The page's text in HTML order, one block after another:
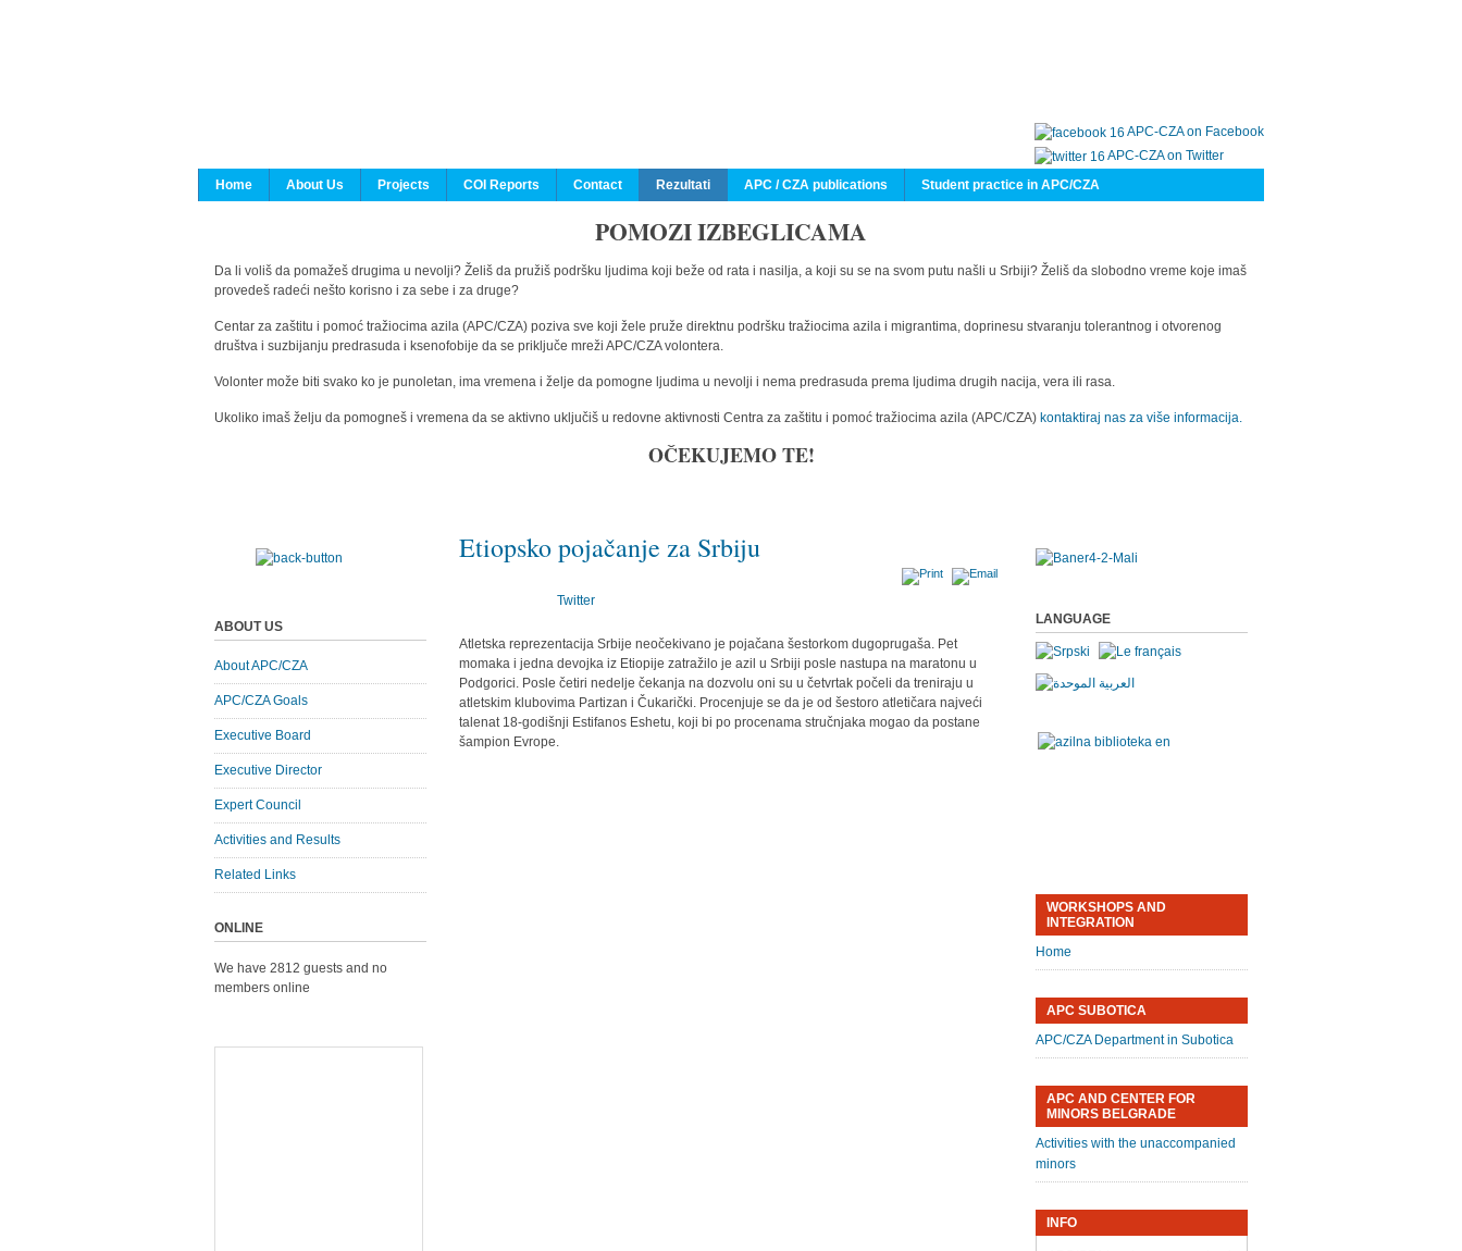
APC-CZA on Facebook
APC-CZA on Twitter
Home
About Us Projects COI Reports Contact Rezultati APC / CZA publications Student practice in APC/CZA
POMOZI IZBEGLICAMA
Da li voliš da pomažeš drugima u nevolji? Želiš da pružiš podršku ljudima koji beže od rata i nasilja, a koji su se na svom putu našli u Srbiji? Želiš da slobodno vreme koje imaš
provedeš radeći nešto korisno i za sebe i za druge?
Centar za zaštitu i pomoć tražiocima azila (APC/CZA) poziva sve koji žele pruže direktnu podršku tražiocima azila i migrantima, doprinesu stvaranju tolerantnog i otvorenog
društva i suzbijanju predrasuda i ksenofobije da se priključe mreži APC/CZA volontera.
Volonter može biti svako ko je punoletan, ima vremena i želje da pomogne ljudima u nevolji i nema predrasuda prema ljudima drugih nacija, vera ili rasa.
Ukoliko imaš želju da pomogneš i vremena da se aktivno uključiš u redovne aktivnosti Centra za zaštitu i pomoć tražiocima azila (APC/CZA) kontaktiraj nas za više informacija.
OČEKUJEMO TE!
Etiopsko pojačanje za Srbiju
Twitter
Atletska reprezentacija Srbije neočekivano je pojačana šestorkom dugoprugaša. Pet
momaka i jedna devojka iz Etiopije zatražilo je azil u Srbiji posle nastupa na maratonu u
Podgorici. Posle četiri nedelje čekanja na dozvolu oni su u četvrtak počeli da treniraju u
atletskim klubovima Partizan i Čukarički. Procenjuje se da je od šestoro atletičara najveći
talenat 18-godišnji Estifanos Eshetu, koji bi po procenama stručnjaka mogao da postane
šampion Evrope.
ABOUT US
About APC/CZA
APC/CZA Goals
Executive Board
Executive Director
Expert Council
Activities and Results
Related Links
ONLINE
We have 2812 guests and no
members online
LANGUAGE
WORKSHOPS AND
INTEGRATION
Home
APC SUBOTICA
APC/CZA Department in Subotica
APC AND CENTER FOR
MINORS BELGRADE
Activities with the unaccompanied
minors
INFO